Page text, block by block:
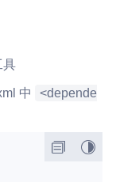
具
中
<depende